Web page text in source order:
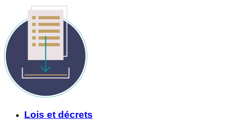
Lois et décrets